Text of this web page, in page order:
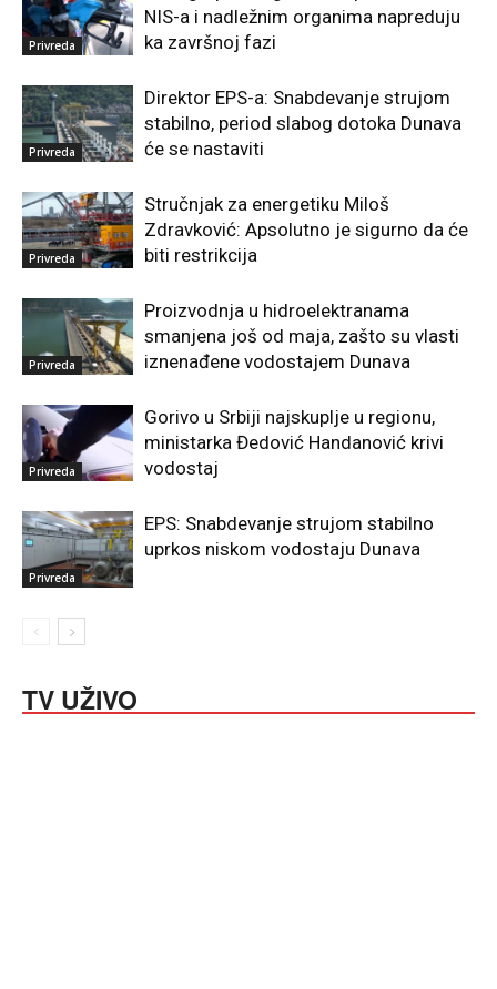
Privreda
NIS-a i nadležnim organima napreduju
ka završnoj fazi
Privreda
Direktor EPS-a: Snabdevanje strujom
stabilno, period slabog dotoka Dunava
će se nastaviti
Privreda
Stručnjak za energetiku Miloš
Zdravković: Apsolutno je sigurno da će
biti restrikcija
Privreda
Proizvodnja u hidroelektranama
smanjena još od maja, zašto su vlasti
iznenađene vodostajem Dunava
Privreda
Gorivo u Srbiji najskuplje u regionu,
ministarka Đedović Handanović krivi
vodostaj
Privreda
EPS: Snabdevanje strujom stabilno
uprkos niskom vodostaju Dunava
TV UŽIVO